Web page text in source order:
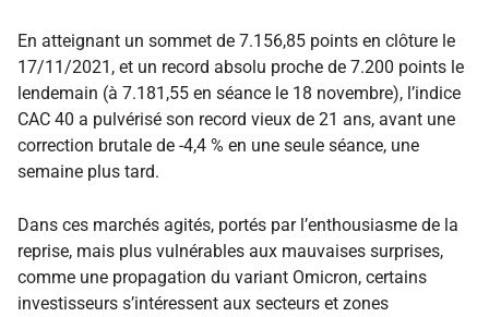
En atteignant un sommet de 7.156,85 points en clôture le
17/11/2021, et un record absolu proche de 7.200 points le
lendemain (à 7.181,55 en séance le 18 novembre), l’indice
CAC 40 a pulvérisé son record vieux de 21 ans, avant une
correction brutale de -4,4 % en une seule séance, une
semaine plus tard.
Dans ces marchés agités, portés par l’enthousiasme de la
reprise, mais plus vulnérables aux mauvaises surprises,
comme une propagation du variant Omicron, certains
investisseurs s’intéressent aux secteurs et zones